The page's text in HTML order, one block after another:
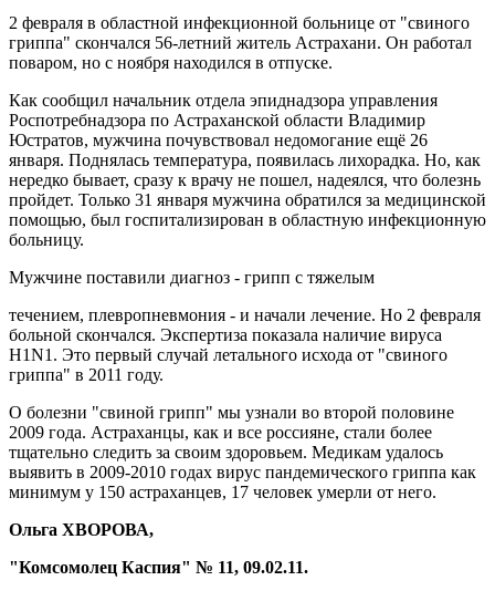
2 февраля в областной инфекционной больнице от "свиного
гриппа" скончался 56-летний житель Астрахани. Он работал
поваром, но с ноября находился в отпуске.
Как сообщил начальник отдела эпиднадзора управления
Роспотребнадзора по Астраханской области Владимир
Юстратов, мужчина почувствовал недомогание ещё 26
января. Поднялась температура, появилась лихорадка. Но, как
нередко бывает, сразу к врачу не пошел, надеялся, что болезнь
пройдет. Только 31 января мужчина обратился за медицинской
помощью, был госпитализирован в областную инфекционную
больницу.
Мужчине поставили диагноз - грипп с тяжелым
течением, плевропневмония - и начали лечение. Но 2 февраля
больной скончался. Экспертиза показала наличие вируса
H1N1. Это первый случай летального исхода от "свиного
гриппа" в 2011 году.
О болезни "свиной грипп" мы узнали во второй половине
2009 года. Астраханцы, как и все россияне, стали более
тщательно следить за своим здоровьем. Медикам удалось
выявить в 2009-2010 годах вирус пандемического гриппа как
минимум у 150 астраханцев, 17 человек умерли от него.
Ольга ХВОРОВА,
"Комсомолец Каспия" № 11, 09.02.11.